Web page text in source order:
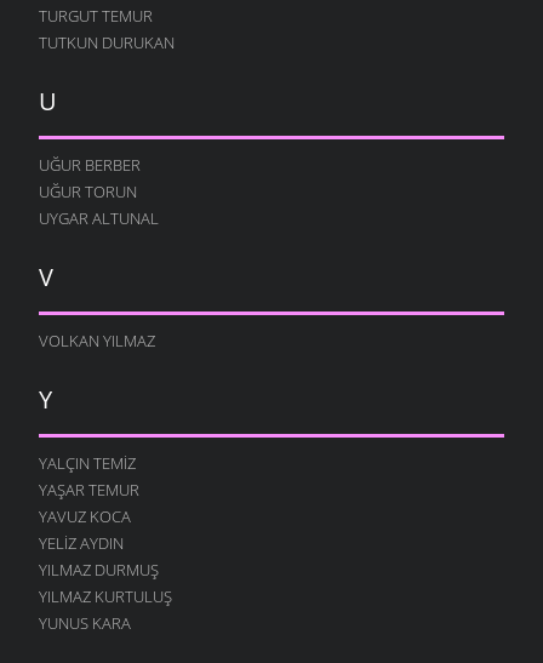
TURGUT TEMUR
TUTKUN DURUKAN
U
UĞUR BERBER
UĞUR TORUN
UYGAR ALTUNAL
V
VOLKAN YILMAZ
Y
YALÇIN TEMIZ
YAŞAR TEMUR
YAVUZ KOCA
YELIZ AYDIN
YILMAZ DURMUŞ
YILMAZ KURTULUŞ
YUNUS KARA